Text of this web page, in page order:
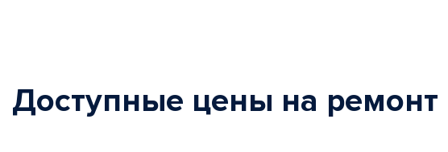
Доступные цены на ремонт